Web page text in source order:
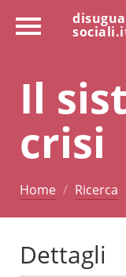
Il
crisi
Home Ricerca
Dettagli